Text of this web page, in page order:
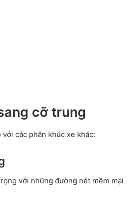
cỡ trung
với các phân khúc xe khác:
với những đường nét mềm mại